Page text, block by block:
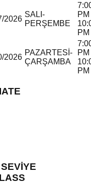
2026
SALI-
PERŞEMBE
PM
PM
2026
PAZARTESİ-
ÇARŞAMBA
PM
PM